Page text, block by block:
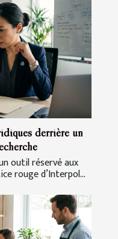
derrière un
outil réservé aux
rouge d’Interpol...